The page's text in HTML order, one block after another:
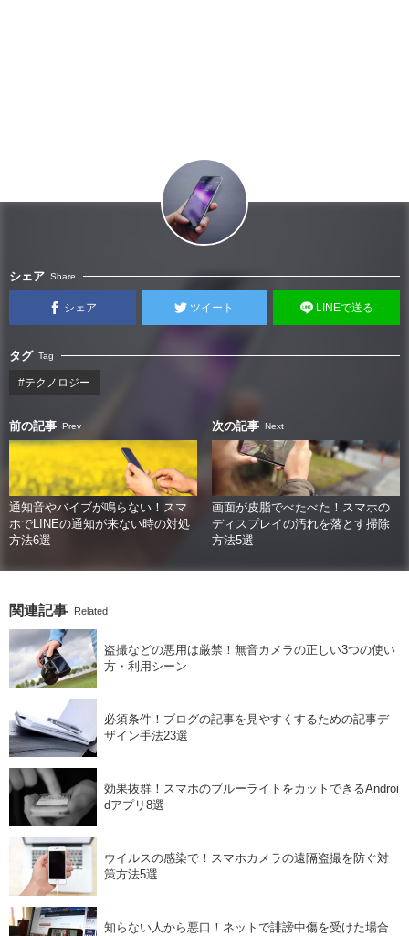
シェア Share
シェア ツイート LINEで送る
タグ Tag
#テクノロジー
前の記事 Prev
通知音やバイブが鳴らない！スマ
ホでLINEの通知が来ない時の対処
方法6選
次の記事 Next
画面が皮脂でべたべた！スマホの
ディスプレイの汚れを落とす掃除
方法5選
関連記事 Related
盗撮などの悪用は厳禁！無音カメラの正しい3つの使い
方・利用シーン
必須条件！ブログの記事を見やすくするための記事デ
ザイン手法23選
効果抜群！スマホのブルーライトをカットできるAndroi
dアプリ8選
ウイルスの感染で！スマホカメラの遠隔盗撮を防ぐ対
策方法5選
知らない人から悪口！ネットで誹謗中傷を受けた場合